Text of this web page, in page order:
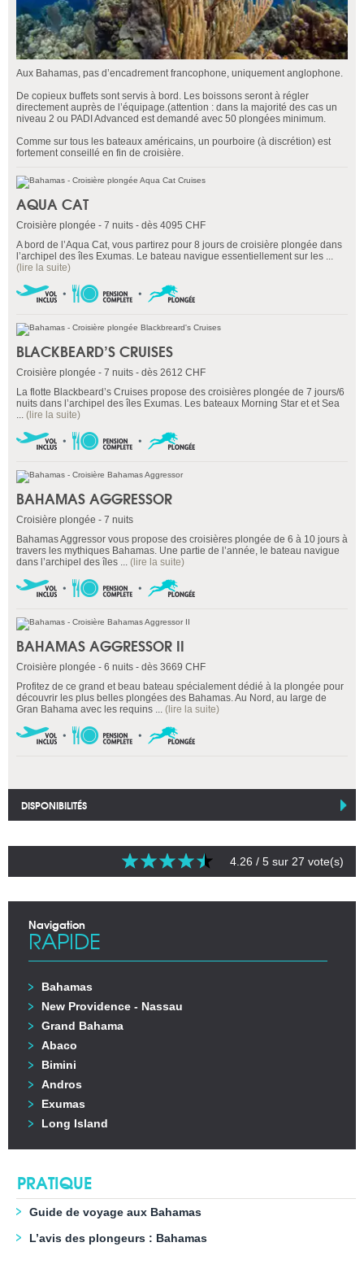
Aux Bahamas, pas d’encadrement francophone, uniquement anglophone.
De copieux buffets sont servis à bord. Les boissons seront à régler
directement auprès de l’équipage.(attention : dans la majorité des cas un
niveau 2 ou PADI Advanced est demandé avec 50 plongées minimum.
Comme sur tous les bateaux américains, un pourboire (à discrétion) est
fortement conseillé en fin de croisière.
AQUA CAT
Croisière plongée - 7 nuits - dès 4095 CHF
A bord de l’Aqua Cat, vous partirez pour 8 jours de croisière plongée dans
l’archipel des îles Exumas. Le bateau navigue essentiellement sur les ...
(lire la suite)
BLACKBEARD’S CRUISES
Croisière plongée - 7 nuits - dès 2612 CHF
La flotte Blackbeard’s Cruises propose des croisières plongée de 7 jours/6
nuits dans l’archipel des îles Exumas. Les bateaux Morning Star et et Sea
(lire la suite)
BAHAMAS AGGRESSOR
Croisière plongée - 7 nuits
Bahamas Aggressor vous propose des croisières plongée de 6 à 10 jours à
travers les mythiques Bahamas. Une partie de l’année, le bateau navigue
dans l’archipel des îles ... (lire la suite)
BAHAMAS AGGRESSOR II
Croisière plongée - 6 nuits - dès 3669 CHF
Profitez de ce grand et beau bateau spécialement dédié à la plongée pour
découvrir les plus belles plongées des Bahamas. Au Nord, au large de
Gran Bahama avec les requins ... (lire la suite)
DISPONIBILITÉS
4.26 / 5 sur 27 vote(s)
Navigation
RAPIDE
Bahamas
New Providence - Nassau
Grand Bahama
Abaco
Bimini
Andros
Exumas
Long Island
PRATIQUE
Guide de voyage aux Bahamas
L’avis des plongeurs : Bahamas